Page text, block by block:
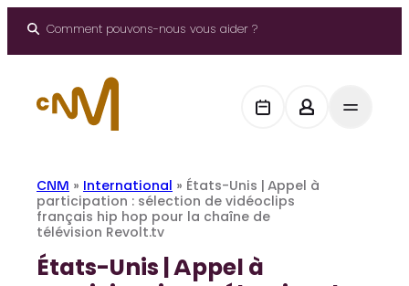
Comment pouvons-nous vous aider ?
CNM » International » États-Unis | Appel à
participation : sélection de vidéoclips
français hip hop pour la chaîne de
télévision Revolt.tv
États-Unis | Appel à